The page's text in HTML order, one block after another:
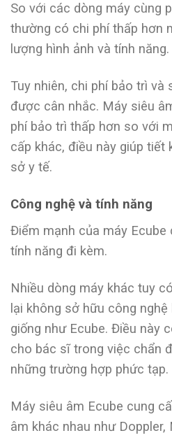
So với các dòng máy cùng
thường có chi phí thấp hơn
lượng hình ảnh và tính năng.
Tuy nhiên, chi phí bảo trì và
được cân nhắc. Máy siêu
phí bảo trì thấp hơn so với
cấp khác, điều này giúp
sở y tế.
Công nghệ và tính năng
Điểm mạnh của máy Ecube
tính năng đi kèm.
Nhiều dòng máy khác tuy
lại không sở hữu công
giống như Ecube. Điều này
cho bác sĩ trong việc chẩn
những trường hợp phức tạp.
Máy siêu âm Ecube cung
âm khác nhau như Doppler,